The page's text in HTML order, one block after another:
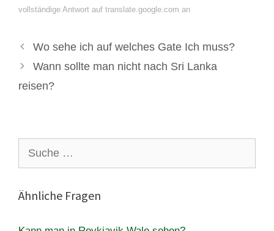
vollständige Antwort auf translate.google.com an
Wo sehe ich auf welches Gate Ich muss?
Wann sollte man nicht nach Sri Lanka
reisen?
nach:
Ähnliche Fragen